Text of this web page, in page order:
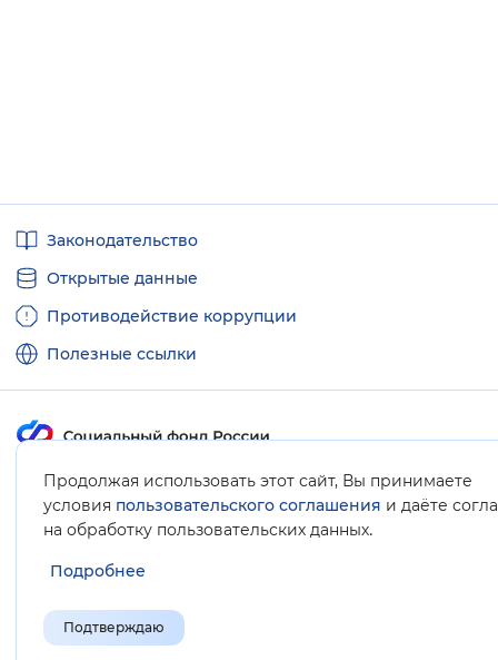
Продолжая использовать этот сайт, Вы принимаете
условия пользовательского соглашения и даёте
на обработку пользовательских данных.
Подробнее
Подтверждаю
ссылкиЗаконодательство
Открытые данные
Противодействие коррупции
Полезные ссылки
Карта сайта
© Социальный фонд России, 2008-2026